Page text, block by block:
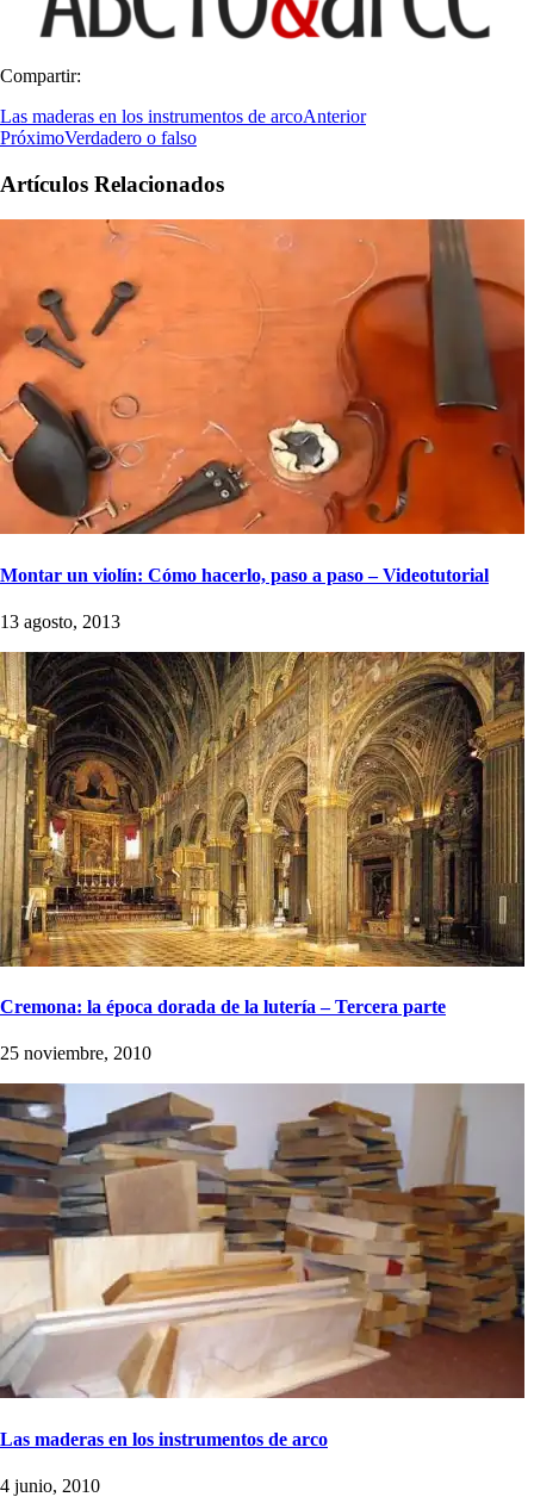
Compartir:
Las maderas en los instrumentos de arcoAnterior
PróximoVerdadero o falso
Artículos Relacionados
Montar un violín: Cómo hacerlo, paso a paso – Videotutorial
13 agosto, 2013
Cremona: la época dorada de la lutería – Tercera parte
25 noviembre, 2010
Las maderas en los instrumentos de arco
4 junio, 2010